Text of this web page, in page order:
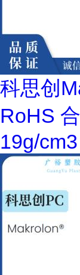
科思创
RoHS
19g/cm3